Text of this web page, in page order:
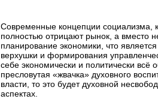
Современные концепции социализма,
полностью отрицают рынок, а вместо
планирование экономики, что
верхушки и формирования
себе экономически и политически
пресловутая «жвачка» духовного
власти, то это будет духовной
аспектах.